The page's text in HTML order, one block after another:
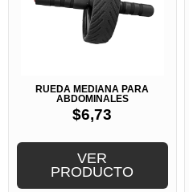
RUEDA MEDIANA PARA
ABDOMINALES
$6,73
VER
PRODUCTO